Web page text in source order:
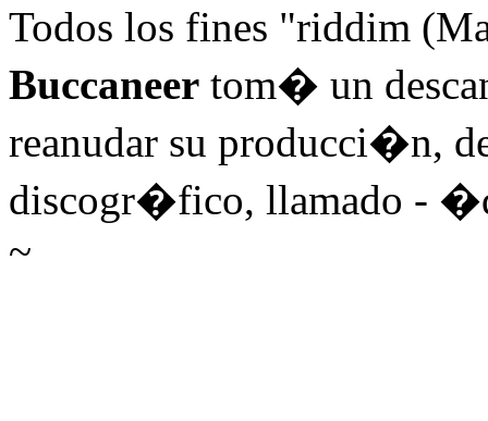
Todos los fines "riddim
Buccaneer tom� un
reanudar su producci�n,
discogr�fico, llamado -
~